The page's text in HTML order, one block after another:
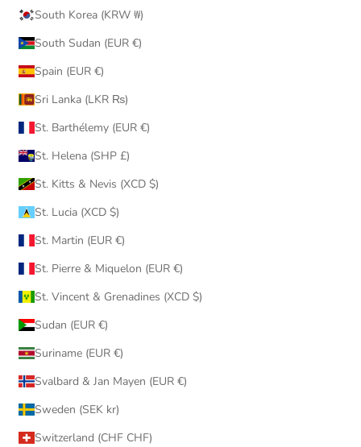
South Korea (KRW ₩)
South Sudan (EUR €)
Spain (EUR €)
Sri Lanka (LKR ₨)
St. Barthélemy (EUR €)
St. Helena (SHP £)
St. Kitts & Nevis (XCD $)
St. Lucia (XCD $)
St. Martin (EUR €)
St. Pierre & Miquelon (EUR €)
St. Vincent & Grenadines (XCD $)
Sudan (EUR €)
Suriname (EUR €)
Svalbard & Jan Mayen (EUR €)
Sweden (SEK kr)
Switzerland (CHF CHF)